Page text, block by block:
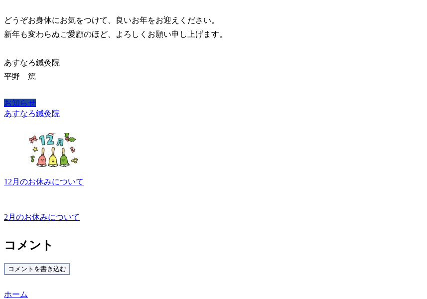
どうぞお身体にお気をつけて、良いお年をお迎えください。
新年も変わらぬご愛顧のほど、よろしくお願い申し上げます。
あすなろ鍼灸院
平野 篤
お知らせ
あすなろ鍼灸院
12月のお休みについて
2月のお休みについて
コメント
コメントを書き込む
ホーム